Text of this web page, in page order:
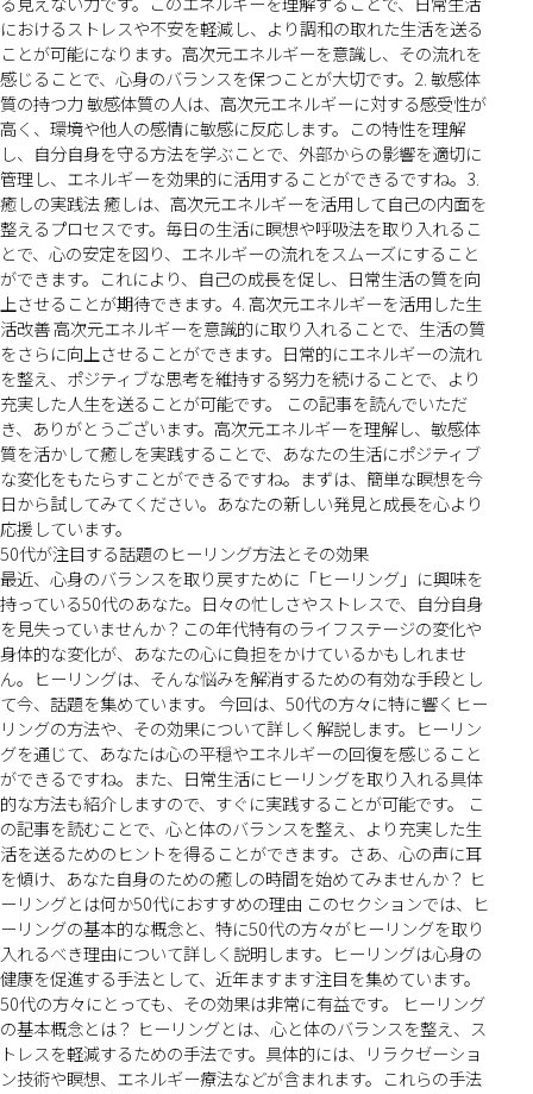
におけるストレスや不安を軽減し、より調和の取れた生活を送る
ことが可能になります。高次元エネルギーを意識し、その流れを
感じることで、心身のバランスを保つことが大切です。2. 敏感体
質の持つ力 敏感体質の人は、高次元エネルギーに対する感受性が
高く、環境や他人の感情に敏感に反応します。この特性を理解
し、自分自身を守る方法を学ぶことで、外部からの影響を適切に
管理し、エネルギーを効果的に活用することができるですね。3.
癒しの実践法 癒しは、高次元エネルギーを活用して自己の内面を
整えるプロセスです。毎日の生活に瞑想や呼吸法を取り入れるこ
とで、心の安定を図り、エネルギーの流れをスムーズにすること
ができます。これにより、自己の成長を促し、日常生活の質を向
上させることが期待できます。4. 高次元エネルギーを活用した生
活改善 高次元エネルギーを意識的に取り入れることで、生活の質
をさらに向上させることができます。日常的にエネルギーの流れ
を整え、ポジティブな思考を維持する努力を続けることで、より
充実した人生を送ることが可能です。 この記事を読んでいただ
き、ありがとうございます。高次元エネルギーを理解し、敏感体
質を活かして癒しを実践することで、あなたの生活にポジティブ
な変化をもたらすことができるですね。まずは、簡単な瞑想を今
日から試してみてください。あなたの新しい発見と成長を心より
応援しています。
50代が注目する話題のヒーリング方法とその効果
最近、心身のバランスを取り戻すために「ヒーリング」に興味を
持っている50代のあなた。日々の忙しさやストレスで、自分自身
を見失っていませんか？この年代特有のライフステージの変化や
身体的な変化が、あなたの心に負担をかけているかもしれませ
ん。ヒーリングは、そんな悩みを解消するための有効な手段とし
て今、話題を集めています。 今回は、50代の方々に特に響くヒー
リングの方法や、その効果について詳しく解説します。ヒーリン
グを通じて、あなたは心の平穏やエネルギーの回復を感じること
ができるですね。また、日常生活にヒーリングを取り入れる具体
的な方法も紹介しますので、すぐに実践することが可能です。 こ
の記事を読むことで、心と体のバランスを整え、より充実した生
活を送るためのヒントを得ることができます。さあ、心の声に耳
を傾け、あなた自身のための癒しの時間を始めてみませんか？ ヒ
ーリングとは何か50代におすすめの理由 このセクションでは、ヒ
ーリングの基本的な概念と、特に50代の方々がヒーリングを取り
入れるべき理由について詳しく説明します。ヒーリングは心身の
健康を促進する手法として、近年ますます注目を集めています。
50代の方々にとっても、その効果は非常に有益です。 ヒーリング
の基本概念とは？ ヒーリングとは、心と体のバランスを整え、ス
トレスを軽減するための手法です。具体的には、リラクゼーショ
ン技術や瞑想、エネルギー療法などが含まれます。これらの手法